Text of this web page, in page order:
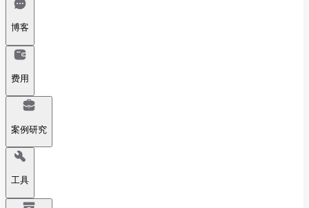
博客
费用
案例研究
工具